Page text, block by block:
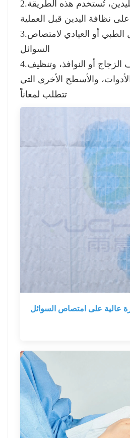
2.بعد غسل الطبيب لليدين، تُستخدم هذه الطريقة
3.يستخدم في المجال الطبي أو العيادي لامتصاص
السوائل
4.يُستخدم أيضًا لتنظيف الزجاج أو النوافذ، وتنظيف
والأسطح الأخرى التي
تتطلب لمعاناً
عالية على امتصاص السوائل